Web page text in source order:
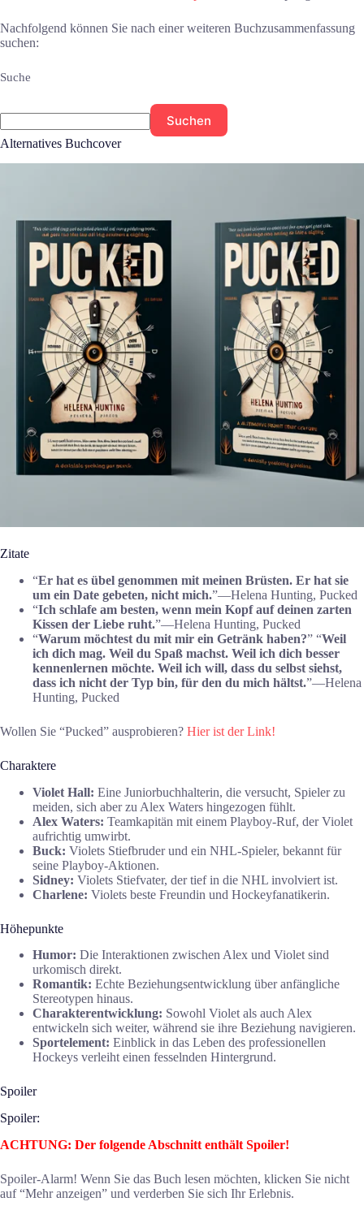
Nachfolgend können Sie nach einer weiteren Buchzusammenfassung
suchen:
Suche
Suchen
Alternatives Buchcover
Zitate
“Er hat es übel genommen mit meinen Brüsten. Er hat sie
um ein Date gebeten, nicht mich.”―Helena Hunting, Pucked
“Ich schlafe am besten, wenn mein Kopf auf deinen zarten
Kissen der Liebe ruht.”―Helena Hunting, Pucked
“Warum möchtest du mit mir ein Getränk haben?” “Weil
ich dich mag. Weil du Spaß machst. Weil ich dich besser
kennenlernen möchte. Weil ich will, dass du selbst siehst,
dass ich nicht der Typ bin, für den du mich hältst.”―Helena
Hunting, Pucked
Wollen Sie “Pucked” ausprobieren? Hier ist der Link!
Charaktere
Violet Hall: Eine Juniorbuchhalterin, die versucht, Spieler zu
meiden, sich aber zu Alex Waters hingezogen fühlt.
Alex Waters: Teamkapitän mit einem Playboy-Ruf, der Violet
aufrichtig umwirbt.
Buck: Violets Stiefbruder und ein NHL-Spieler, bekannt für
seine Playboy-Aktionen.
Sidney: Violets Stiefvater, der tief in die NHL involviert ist.
Charlene: Violets beste Freundin und Hockeyfanatikerin.
Höhepunkte
Humor: Die Interaktionen zwischen Alex und Violet sind
urkomisch direkt.
Romantik: Echte Beziehungsentwicklung über anfängliche
Stereotypen hinaus.
Charakterentwicklung: Sowohl Violet als auch Alex
entwickeln sich weiter, während sie ihre Beziehung navigieren.
Sportelement: Einblick in das Leben des professionellen
Hockeys verleiht einen fesselnden Hintergrund.
Spoiler
Spoiler:
ACHTUNG: Der folgende Abschnitt enthält Spoiler!
Spoiler-Alarm! Wenn Sie das Buch lesen möchten, klicken Sie nicht
auf “Mehr anzeigen” und verderben Sie sich Ihr Erlebnis.